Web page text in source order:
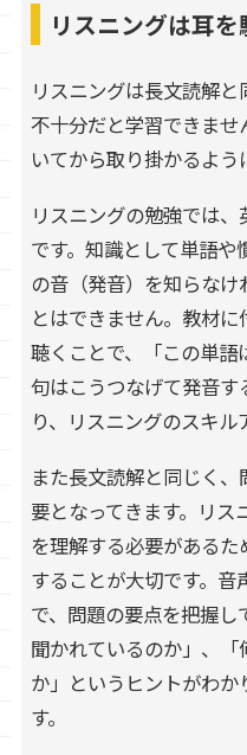
リスニングは耳
リスニングは長文読解
不十分だと学習できま
いてから取り掛かるよう
リスニングの勉強では
です。知識として単語や
の音（発音）を知らな
とはできません。教材
聴くことで、「この単
句はこうつなげて発音
り、リスニングのスキル
また長文読解と同じく
要となってきます。リス
を理解する必要がある
することが大切です。
で、問題の要点を把握
聞かれているのか」、
か」というヒントがわ
す。